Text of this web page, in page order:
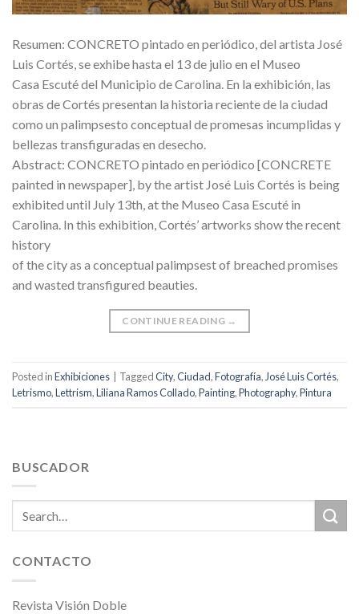
Resumen: CONCRETO pintado en periódico, del artista José
Luis Cortés, se exhibe hasta el 13 de julio en el Museo
Casa Escuté del Municipio de Carolina. En la exhibición, las
obras de Cortés presentan la historia reciente de la ciudad
como un palimpsesto conceptual de promesas incumplidas y
bellezas transfiguradas en desecho.
Abstract: CONCRETO pintado en periódico [CONCRETE
painted in newspaper], by the artist José Luis Cortés is being
exhibited until July 13th, at the Museo Casa Escuté in
Carolina. In this exhibition, Cortés’ artworks show the recent
history
of the city as a conceptual palimpsest of breached promises
and wasted transfigured beauties.
CONTINUE READING →
Posted inExhibiciones TaggedCity,Ciudad,Fotografía, José Luis Cortés,
Letrismo,Lettrism,Liliana Ramos Collado,Painting,Photography,Pintura
BUSCADOR
CONTACTO
Revista Visión Doble